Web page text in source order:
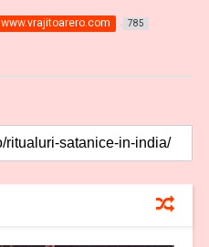
www.vrajitoarero.com 785